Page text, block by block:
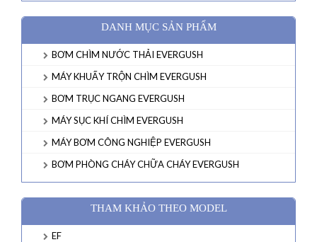
DANH MỤC SẢN PHẨM
BƠM CHÌM NƯỚC THẢI EVERGUSH
MÁY KHUẤY TRỘN CHÌM EVERGUSH
BƠM TRỤC NGANG EVERGUSH
MÁY SỤC KHÍ CHÌM EVERGUSH
MÁY BƠM CÔNG NGHIỆP EVERGUSH
BƠM PHÒNG CHÁY CHỮA CHÁY EVERGUSH
THAM KHẢO THEO MODEL
EF